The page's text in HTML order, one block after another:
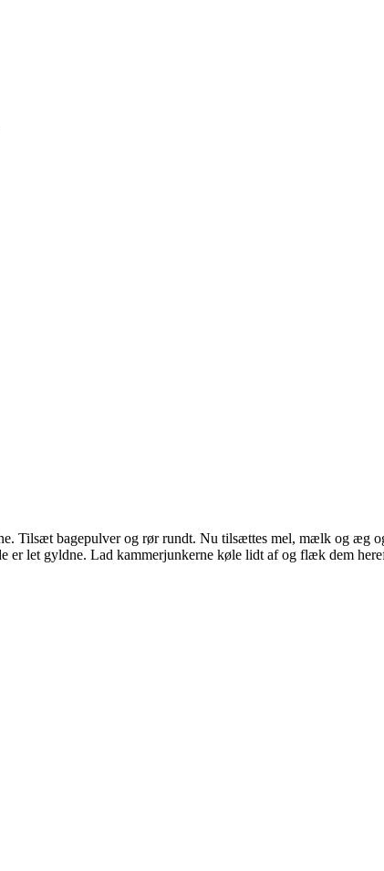
Tilsæt bagepulver og rør rundt. Nu tilsættes mel, mælk og æg
er let gyldne. Lad kammerjunkerne køle lidt af og flæk dem